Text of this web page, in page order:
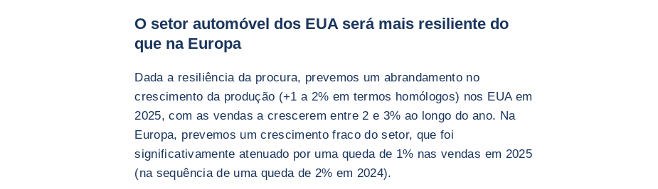
O setor automóvel dos EUA será mais resiliente do
que na Europa
Dada a resiliência da procura, prevemos um abrandamento no
crescimento da produção (+1 a 2% em termos homólogos) nos EUA em
2025, com as vendas a crescerem entre 2 e 3% ao longo do ano. Na
Europa, prevemos um crescimento fraco do setor, que foi
significativamente atenuado por uma queda de 1% nas vendas em 2025
(na sequência de uma queda de 2% em 2024).